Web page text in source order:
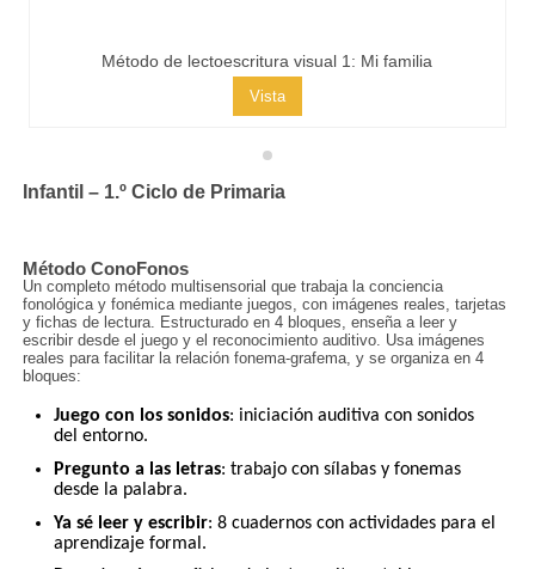
Método de lectoescritura visual 1: Mi familia
Vista
Infantil – 1.º Ciclo de Primaria
Método ConoFonos
Un completo método multisensorial que trabaja la conciencia
fonológica y fonémica mediante juegos, con imágenes reales, tarjetas
y fichas de lectura. Estructurado en 4 bloques, enseña a leer y
escribir desde el juego y el reconocimiento auditivo. Usa imágenes
reales para facilitar la relación fonema-grafema, y se organiza en 4
bloques:
Juego con los sonidos: iniciación auditiva con sonidos
del entorno.
Pregunto a las letras: trabajo con sílabas y fonemas
desde la palabra.
Ya sé leer y escribir: 8 cuadernos con actividades para el
aprendizaje formal.